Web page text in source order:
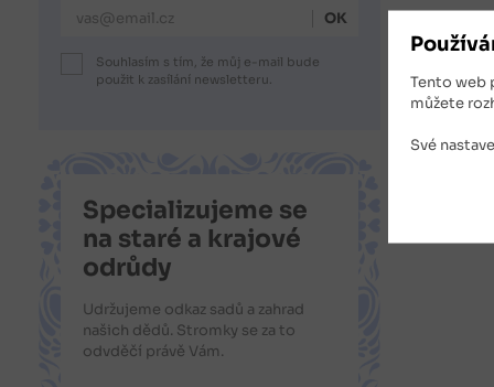
Tento web
můžete
Své
E-mailová adresa
Souhlasím s tím, že můj e-mail bude
použit k zasílání newsletteru.
Specializujeme se
na staré a krajové
odrůdy
Udržujeme odkaz sadů a zahrad
našich dědů. Stromky se za to
odvděčí právě Vám.